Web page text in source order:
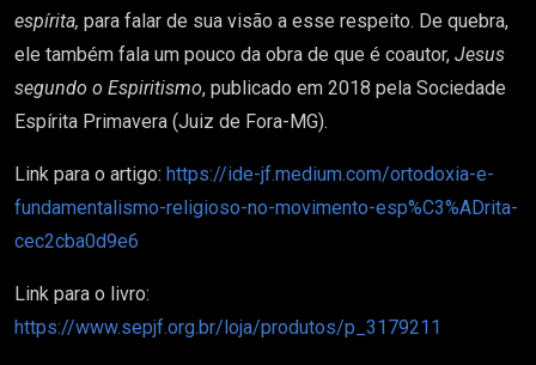
espírita, para falar de sua visão a esse respeito. De quebra,
ele também fala um pouco da obra de que é coautor, Jesus
segundo o Espiritismo, publicado em 2018 pela Sociedade
Espírita Primavera (Juiz de Fora-MG).
Link para o artigo: https://ide-jf.medium.com/ortodoxia-e-
fundamentalismo-religioso-no-movimento-esp%C3%ADrita-
cec2cba0d9e6
Link para o livro:
https://www.sepjf.org.br/loja/produtos/p_3179211